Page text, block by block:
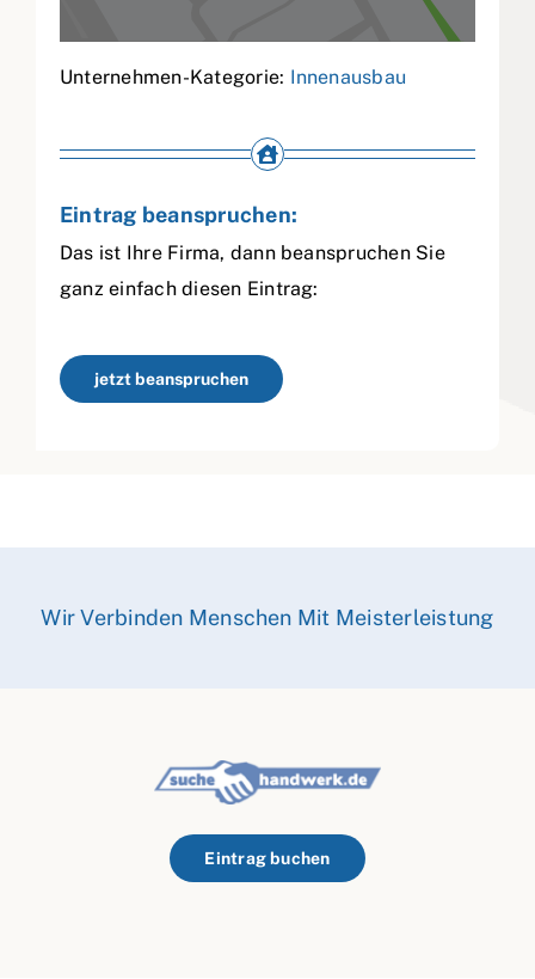
Unternehmen-Kategorie: Innenausbau
Eintrag beanspruchen:
Das ist Ihre Firma, dann beanspruchen Sie
ganz einfach diesen Eintrag:
jetzt beanspruchen
Wir Verbinden Menschen Mit Meisterleistung
Eintrag buchen